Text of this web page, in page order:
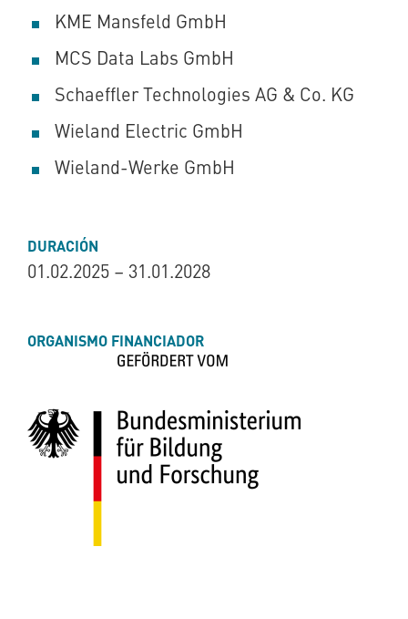
KME Mansfeld GmbH
MCS Data Labs GmbH
Schaeffler Technologies AG & Co. KG
Wieland Electric GmbH
Wieland-Werke GmbH
DURACIÓN
01.02.2025 – 31.01.2028
ORGANISMO FINANCIADOR